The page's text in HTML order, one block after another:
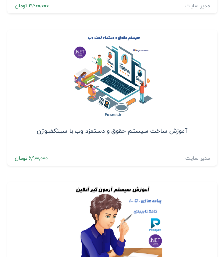
مدیر سایت 3٬900٬000 تومان
آموزش ساخت سیستم حقوق و دستمزد وب با سینکفیوژن
مدیر سایت 6٬900٬000 تومان